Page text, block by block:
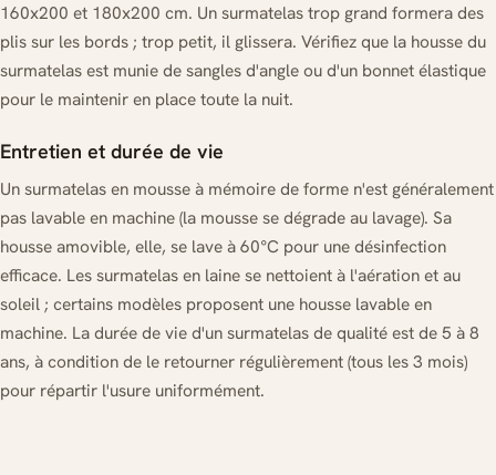
160x200 et 180x200 cm. Un surmatelas trop grand formera des
plis sur les bords ; trop petit, il glissera. Vérifiez que la housse du
surmatelas est munie de sangles d'angle ou d'un bonnet élastique
pour le maintenir en place toute la nuit.
Entretien et durée de vie
Un surmatelas en mousse à mémoire de forme n'est généralement
pas lavable en machine (la mousse se dégrade au lavage). Sa
housse amovible, elle, se lave à 60°C pour une désinfection
efficace. Les surmatelas en laine se nettoient à l'aération et au
soleil ; certains modèles proposent une housse lavable en
machine. La durée de vie d'un surmatelas de qualité est de 5 à 8
ans, à condition de le retourner régulièrement (tous les 3 mois)
pour répartir l'usure uniformément.